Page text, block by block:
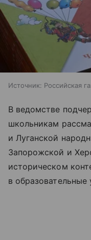
Источник: Российская
В ведомстве
школьникам
и Луганской
Запорожской и
историческом
в образовательные